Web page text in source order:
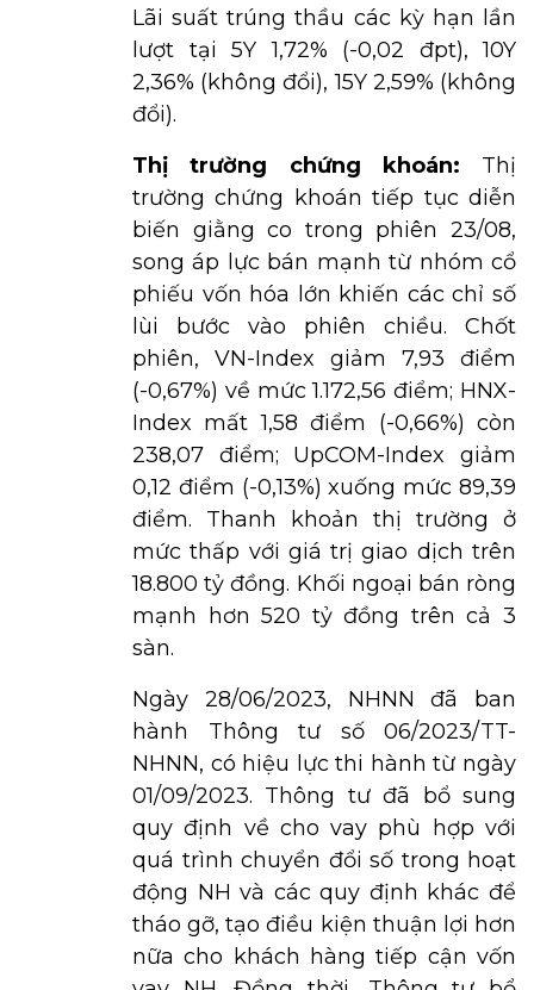
Lãi suất trúng thầu các kỳ hạn lần
lượt tại 5Y 1,72% (-0,02 đpt), 10Y
2,36% (không đổi), 15Y 2,59% (không
đổi).
Thị trường chứng khoán: Thị
trường chứng khoán tiếp tục diễn
biến giằng co trong phiên 23/08,
song áp lực bán mạnh từ nhóm cổ
phiếu vốn hóa lớn khiến các chỉ số
lùi bước vào phiên chiều. Chốt
phiên, VN-Index giảm 7,93 điểm
(-0,67%) về mức 1.172,56 điểm; HNX-
Index mất 1,58 điểm (-0,66%) còn
238,07 điểm; UpCOM-Index giảm
0,12 điểm (-0,13%) xuống mức 89,39
điểm. Thanh khoản thị trường ở
mức thấp với giá trị giao dịch trên
18.800 tỷ đồng. Khối ngoại bán ròng
mạnh hơn 520 tỷ đồng trên cả 3
sàn.
Ngày 28/06/2023, NHNN đã ban
hành Thông tư số 06/2023/TT-
NHNN, có hiệu lực thi hành từ ngày
01/09/2023. Thông tư đã bổ sung
quy định về cho vay phù hợp với
quá trình chuyển đổi số trong hoạt
động NH và các quy định khác để
tháo gỡ, tạo điều kiện thuận lợi hơn
nữa cho khách hàng tiếp cận vốn